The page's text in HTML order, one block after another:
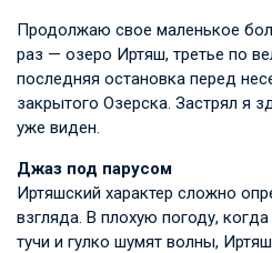
Продолжаю свое маленькое
раз — озеро Иртяш, третье по
последняя остановка перед
закрытого Озерска. Застрял я
уже виден.
Джаз под парусом
Иртяшский характер сложно
взгляда. В плохую погоду,
тучи и гулко шумят волны,